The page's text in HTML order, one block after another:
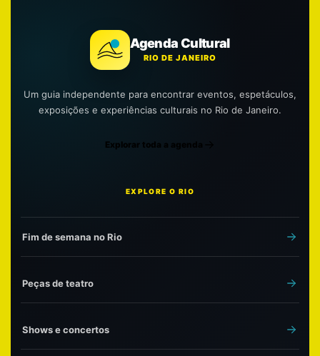
Agenda Cultural
RIO DE JANEIRO
Um guia independente para encontrar eventos, espetáculos,
exposições e experiências culturais no Rio de Janeiro.
Explorar toda a agenda
EXPLORE O RIO
Fim de semana no Rio
Peças de teatro
Shows e concertos